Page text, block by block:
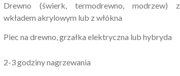
Drewno (świerk, termodrewno, modrzew) z
wkładem akrylowym lub z włókna
Piec na drewno, grzałka elektryczna lub hybryda
2-3 godziny nagrzewania